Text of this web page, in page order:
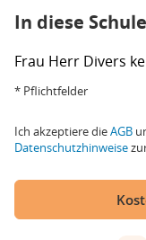
In diese
Frau Herr Divers
* Pflichtfelder
Ich akzeptiere dieAGB
Datenschutzhinweise